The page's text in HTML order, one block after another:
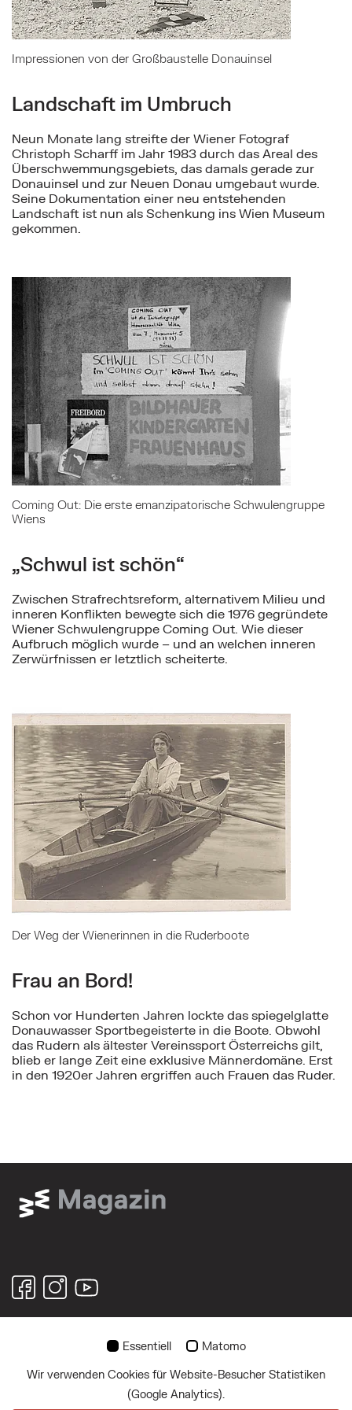
Impressionen von der Großbaustelle Donauinsel
Landschaft im Umbruch
Neun Monate lang streifte der Wiener Fotograf
Christoph Scharff im Jahr 1983 durch das Areal des
Überschwemmungsgebiets, das damals gerade zur
Donauinsel und zur Neuen Donau umgebaut wurde.
Seine Dokumentation einer neu entstehenden
Landschaft ist nun als Schenkung ins Wien Museum
gekommen.
Coming Out: Die erste emanzipatorische Schwulengruppe
Wiens
„Schwul ist schön“
Zwischen Strafrechtsreform, alternativem Milieu und
inneren Konflikten bewegte sich die 1976 gegründete
Wiener Schwulengruppe Coming Out. Wie dieser
Aufbruch möglich wurde – und an welchen inneren
Zerwürfnissen er letztlich scheiterte.
Mehr zu: Coming Out: Die erste emanzipatorische
Der Weg der Wienerinnen in die Ruderboote
Frau an Bord!
Schon vor Hunderten Jahren lockte das spiegelglatte
Donauwasser Sportbegeisterte in die Boote. Obwohl
das Rudern als ältester Vereinssport Österreichs gilt,
blieb er lange Zeit eine exklusive Männerdomäne. Erst
in den 1920er Jahren ergriffen auch Frauen das Ruder.
Mehr zu: Der Weg der Wienerinnen in die
Über uns
Essentiell Matomo
Wir verwenden Cookies für Website-Besucher Statistiken
(Google Analytics).